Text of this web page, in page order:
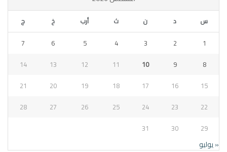
س د ن ث أرب خ ج
1
2
3
4
5
6
7
8
9
10
11
12
13
14
15
16
17
18
19
20
21
22
23
24
25
26
27
28
29
30
31
« يوليو